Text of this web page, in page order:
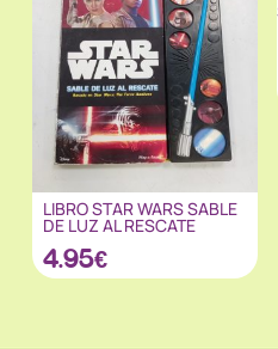
LIBRO STAR WARS SABLE
DE LUZ AL RESCATE
4.95€